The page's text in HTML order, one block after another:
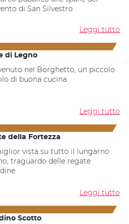
di San Silvestro
Leggi tutto
di Legno
nel Borghetto, un piccolo
di buona cucina
Leggi tutto
della Fortezza
vista su tutto il lungarno
traguardo delle regate
Leggi tutto
Scotto